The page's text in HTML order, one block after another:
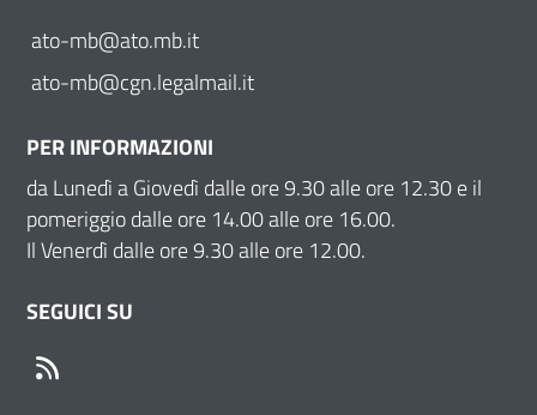
ato-mb@ato.mb.it
ato-mb@cgn.legalmail.it
PER INFORMAZIONI
da Lunedì a Giovedì dalle ore 9.30 alle ore 12.30 e il
pomeriggio dalle ore 14.00 alle ore 16.00.
Il Venerdì dalle ore 9.30 alle ore 12.00.
SEGUICI SU